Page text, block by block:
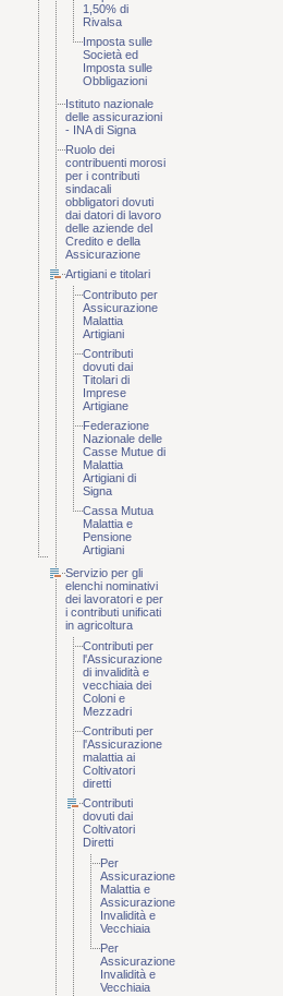
1,50% di
Rivalsa
Imposta sulle
Società ed
Imposta sulle
Obbligazioni
Istituto nazionale
delle assicurazioni
- INA di Signa
Ruolo dei
contribuenti morosi
per i contributi
sindacali
obbligatori dovuti
dai datori di lavoro
delle aziende del
Credito e della
Assicurazione
Artigiani e titolari
Contributo per
Assicurazione
Malattia
Artigiani
Contributi
dovuti dai
Titolari di
Imprese
Artigiane
Federazione
Nazionale delle
Casse Mutue di
Malattia
Artigiani di
Signa
Cassa Mutua
Malattia e
Pensione
Artigiani
Servizio per gli
elenchi nominativi
dei lavoratori e per
i contributi unificati
in agricoltura
Contributi per
l'Assicurazione
di invalidità e
vecchiaia dei
Coloni e
Mezzadri
Contributi per
l'Assicurazione
malattia ai
Coltivatori
diretti
Contributi
dovuti dai
Coltivatori
Diretti
Per
Assicurazione
Malattia e
Assicurazione
Invalidità e
Vecchiaia
Per
Assicurazione
Invalidità e
Vecchiaia